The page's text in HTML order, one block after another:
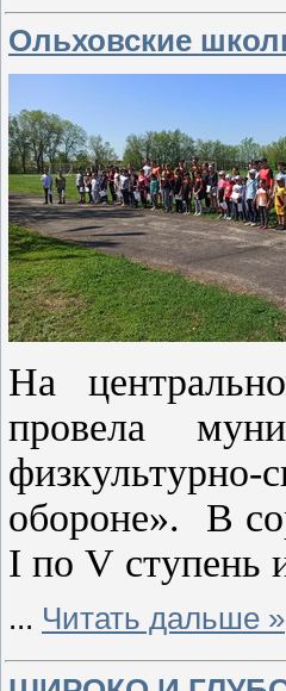
Ольховские
На
провела
обороне». В
I по V ступень
... Читать дальше »